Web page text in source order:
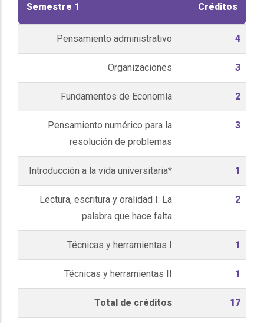
Semestre 1 Créditos
Pensamiento administrativo 4
Organizaciones 3
Fundamentos de Economía 2
Pensamiento numérico para la
resolución de problemas
3
Introducción a la vida universitaria* 1
Lectura, escritura y oralidad I: La
palabra que hace falta
2
Técnicas y herramientas I 1
Técnicas y herramientas II 1
Total de créditos 17